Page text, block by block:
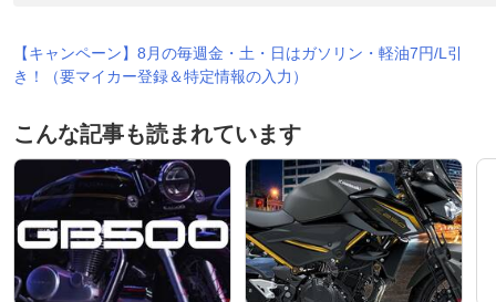
【キャンペーン】8月の毎週金・土・日はガソリン・軽油7円/L引
き！（要マイカー登録＆特定情報の入力）
こんな記事も読まれています